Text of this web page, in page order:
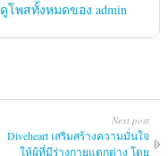
ดูโพสทั้งหมดของ admin
Next post
Diveheart เสริมสร้างความมั่นใจ
ให้ผู้ที่มีร่างกายแตกต่าง โดย